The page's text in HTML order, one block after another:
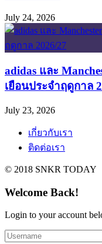
July 24, 2026
adidas และ
เยือนประจำฤดูกาล
July 23, 2026
เกี่ยวกับเรา
ติดต่อเรา
© 2018 SNKR TODAY
Welcome Back!
Login to your account